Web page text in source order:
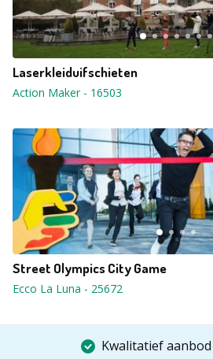
Laserkleiduifschieten
Action Maker- 16503
Street Olympics City Game
Ecco La Luna - 25672
Kwalitatief